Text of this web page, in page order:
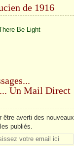
de 1916
Un Mail Direct
être averti des nouveaux
publiés.